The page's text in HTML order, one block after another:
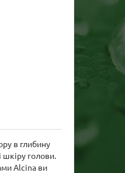
в глибину
шкіру голови.
Alcina ви